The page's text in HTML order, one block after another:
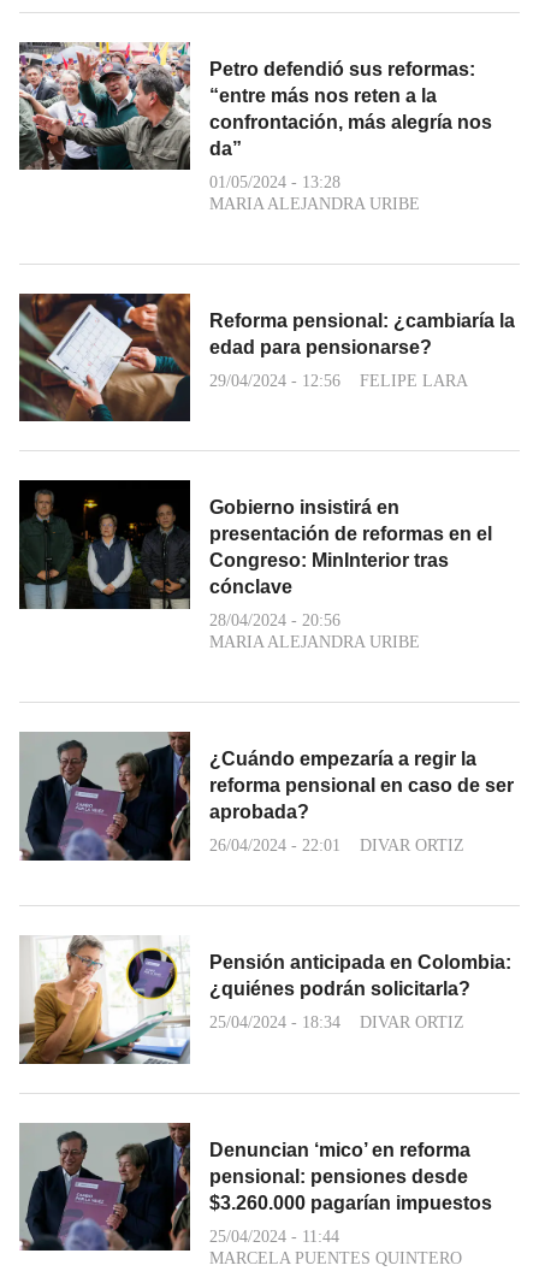
Petro defendió sus reformas:
“entre más nos reten a la
confrontación, más alegría nos
da”
01/05/2024 - 13:28
MARIA ALEJANDRA URIBE
Reforma pensional: ¿cambiaría la
edad para pensionarse?
29/04/2024 - 12:56 FELIPE LARA
Gobierno insistirá en
presentación de reformas en el
Congreso: MinInterior tras
cónclave
28/04/2024 - 20:56
MARIA ALEJANDRA URIBE
¿Cuándo empezaría a regir la
reforma pensional en caso de ser
aprobada?
26/04/2024 - 22:01 DIVAR ORTIZ
Pensión anticipada en Colombia:
¿quiénes podrán solicitarla?
25/04/2024 - 18:34 DIVAR ORTIZ
Denuncian ‘mico’ en reforma
pensional: pensiones desde
$3.260.000 pagarían impuestos
25/04/2024 - 11:44
MARCELA PUENTES QUINTERO